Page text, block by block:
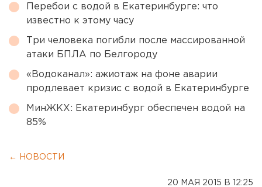
Перебои с водой в Екатеринбурге: что
известно к этому часу
Три человека погибли после массированной
атаки БПЛА по Белгороду
«Водоканал»: ажиотаж на фоне аварии
продлевает кризис с водой в Екатеринбурге
МинЖКХ: Екатеринбург обеспечен водой на
85%
← НОВОСТИ
20 МАЯ 2015 В 12:25